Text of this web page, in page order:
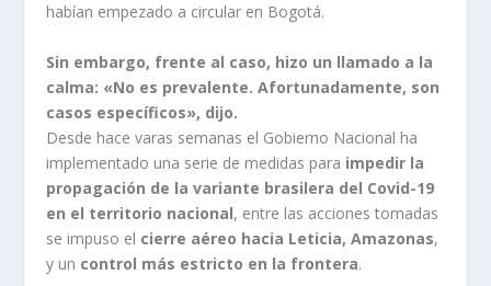
habían empezado a circular en Bogotá.
Sin embargo, frente al caso, hizo un llamado a la
calma: «No es prevalente. Afortunadamente, son
casos específicos», dijo.
Desde hace varas semanas el Gobierno Nacional ha
implementado una serie de medidas para impedir la
propagación de la variante brasilera del Covid-19
en el territorio nacional, entre las acciones tomadas
se impuso el cierre aéreo hacia Leticia, Amazonas,
y un control más estricto en la frontera.